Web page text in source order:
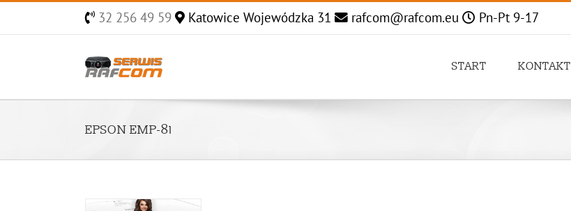
32 256 49 59 Katowice Wojewódzka 31 rafcom@rafcom.eu Pn-Pt 9-17
START KONTAKT
EPSON EMP-81